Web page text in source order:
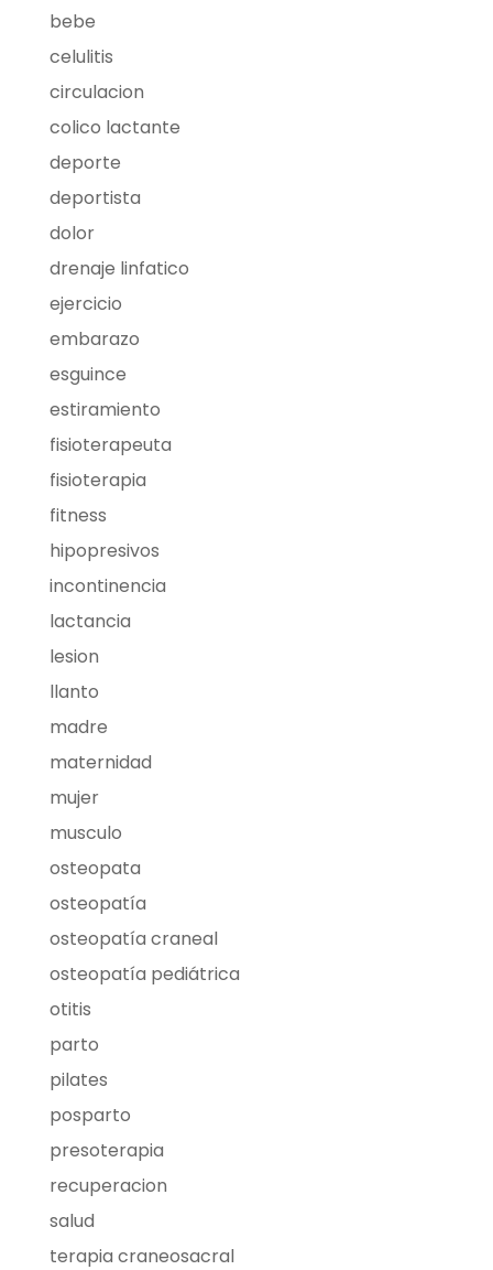
bebe
celulitis
circulacion
colico lactante
deporte
deportista
dolor
drenaje linfatico
ejercicio
embarazo
esguince
estiramiento
fisioterapeuta
fisioterapia
fitness
hipopresivos
incontinencia
lactancia
lesion
llanto
madre
maternidad
mujer
musculo
osteopata
osteopatía
osteopatía craneal
osteopatía pediátrica
otitis
parto
pilates
posparto
presoterapia
recuperacion
salud
terapia craneosacral